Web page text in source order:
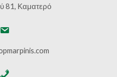
81, Καματερό